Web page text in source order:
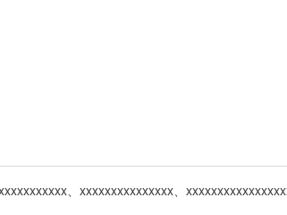
、xxxxxxxxxxxxxxx、